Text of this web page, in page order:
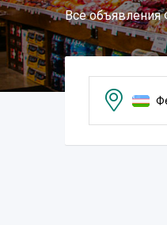
Все объявления